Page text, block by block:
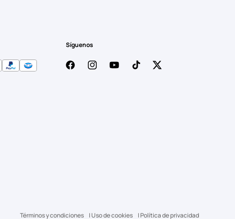
Síguenos
FacebookInstagramYouTubeTikTok Twitter
Términos y condiciones Uso de cookies Política de privacidad